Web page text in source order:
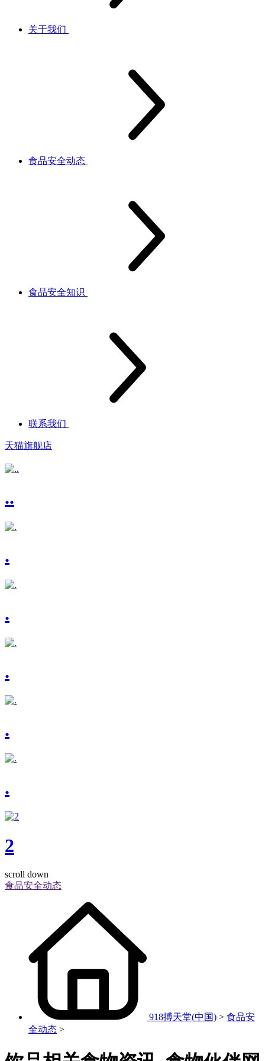
关于我们
食品安全动态
食品安全知识
联系我们
天猫旗舰店
..
.
.
.
.
.
2
scroll down
食品安全动态
918搏天堂(中国) > 食品安
全动态 >